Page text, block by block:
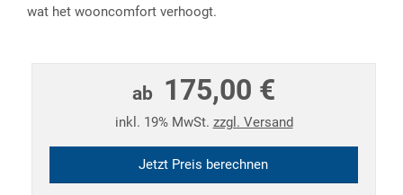
wat het wooncomfort verhoogt.
ab 175,00 €
inkl. 19% MwSt. zzgl. Versand
Jetzt Preis berechnen